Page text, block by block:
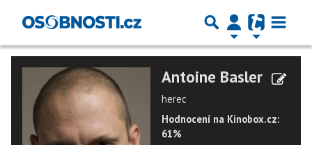
Antoine Basler
herec
Hodnocení na Kinobox.cz:
61%